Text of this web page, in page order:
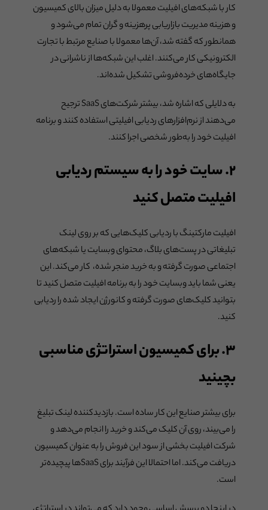
کار با شبکه‌های افیلیت معمولا به دلیل میزان بالای کمیسیون
و هزینه مدیریت بازاریابی پرهزینه و گران تمام می‌شود و
همانطور که گفته شد، آن‌ها معمولا با صنایع مرتبط با تجارت
الکترونیکی کار می‌کنند. اغلب این شبکه‌ها از ناشرانی در
جایگاه‌های خرده‌فروشی تشکیل شده‌اند.
به دلایلی که اشاره شد، بیشتر شرکت‌های SaaS ترجیح
می‌دهند از نرم‌افزارهای ردیابی افیلیتی استفاده کنند و برنامه
افیلیت خود را به‌طور شخصی اجرا کنند.
۲. سایت خود را به سیستم ردیابی
افیلیت متصل کنید
افیلیت مارکتینگ با ردیابی کلیک‌هایی که بر روی لینک
تبلیغاتی در پست‌های بلاگ، محتوای وبسایت یا شبکه‌های
اجتماعی صورت گرفته و به خرید منجر شده، کار می‌کند. این
یعنی شما باید وبسایت خود را به برنامه افیلیت متصل کنید تا
بتوانید کلیک‌های صورت گرفته و کانورژن ایجاد شده را ردیابی
کنید.
۳. برایکمیسیون استراتژی مناسبی
بچینید
برای بیشتر صنایع این کار ساده است. بازدیدکننده لینک تبلیغ
را می‌بیند، روی آن کلیک می‌کند و خرید را انجام می‌دهد و
شرکت افیلیت بخشی از سود این فروش را به عنوان کمیسیون
دریافت می‌کند. اما احتمالا این فرآیند برای SaaSها پیچیده‌تر
است.